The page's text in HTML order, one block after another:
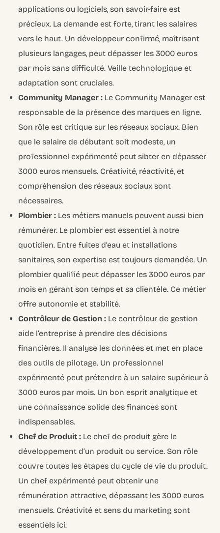
applications ou logiciels, son savoir-faire est
précieux. La demande est forte, tirant les salaires
vers le haut. Un développeur confirmé, maîtrisant
plusieurs langages, peut dépasser les 3000 euros
par mois sans difficulté. Veille technologique et
adaptation sont cruciales.
Community Manager : Le Community Manager est
responsable de la présence des marques en ligne.
Son rôle est critique sur les réseaux sociaux. Bien
que le salaire de débutant soit modeste, un
professionnel expérimenté peut sibter en dépasser
3000 euros mensuels. Créativité, réactivité, et
compréhension des réseaux sociaux sont
nécessaires.
Plombier : Les métiers manuels peuvent aussi bien
rémunérer. Le plombier est essentiel à notre
quotidien. Entre fuites d’eau et installations
sanitaires, son expertise est toujours demandée. Un
plombier qualifié peut dépasser les 3000 euros par
mois en gérant son temps et sa clientèle. Ce métier
offre autonomie et stabilité.
Contrôleur de Gestion : Le contrôleur de gestion
aide l’entreprise à prendre des décisions
financières. Il analyse les données et met en place
des outils de pilotage. Un professionnel
expérimenté peut prétendre à un salaire supérieur à
3000 euros par mois. Un bon esprit analytique et
une connaissance solide des finances sont
indispensables.
Chef de Produit : Le chef de produit gère le
développement d’un produit ou service. Son rôle
couvre toutes les étapes du cycle de vie du produit.
Un chef expérimenté peut obtenir une
rémunération attractive, dépassant les 3000 euros
mensuels. Créativité et sens du marketing sont
essentiels ici.